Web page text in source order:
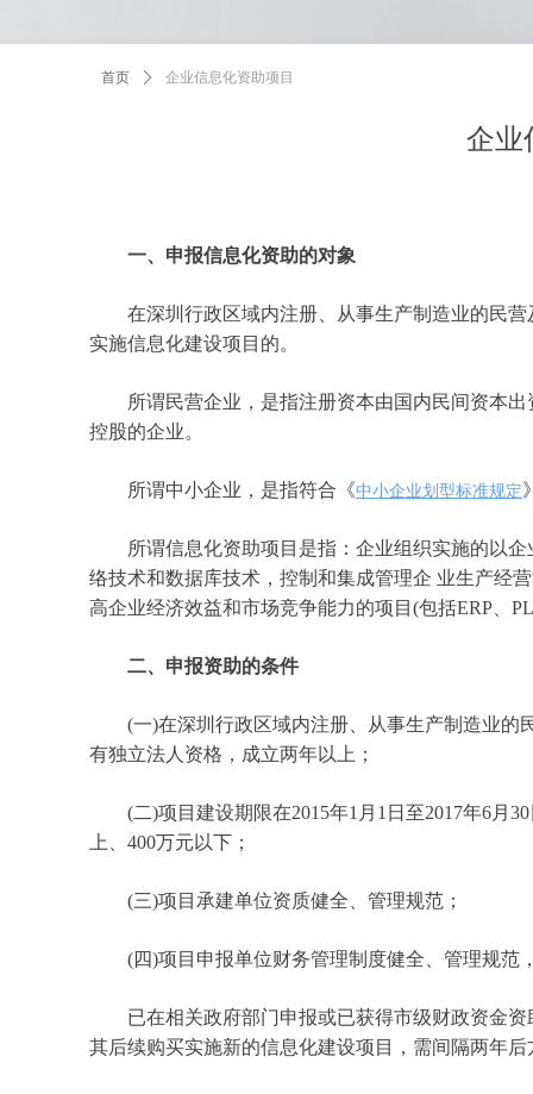
企业
首页 ꄲ 企业信息化资助项目
一、申报信息化资助的对象
在深圳行政区域内注册、从事生产制造业的民营
实施信息化建设项目的。
所谓民营企业，是指注册资本由国内民间资本出
控股的企业。
所谓中小企业，是指符合《中小企业划型标准规定
所谓信息化资助项目是指：企业组织实施的以企
络技术和数据库技术，控制和集成管理企 业生产经
高企业经济效益和市场竞争能力的项目(包括ERP、
二、申报资助的条件
(一)在深圳行政区域内注册、从事生产制造业的
有独立法人资格，成立两年以上；
(二)项目建设期限在2015年1月1日至2017年6月
上、400万元以下；
(三)项目承建单位资质健全、管理规范；
(四)项目申报单位财务管理制度健全、管理规范
已在相关政府部门申报或已获得市级财政资金资
其后续购买实施新的信息化建设项目，需间隔两年